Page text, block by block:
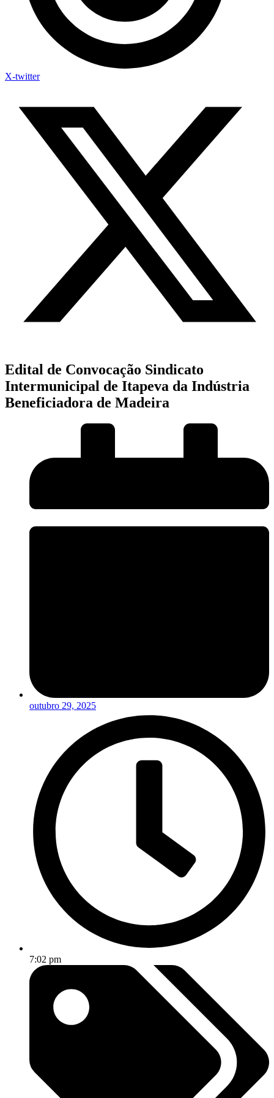
X-twitter
Edital de Convocação Sindicato
Intermunicipal de Itapeva da Indústria
Beneficiadora de Madeira
outubro 29, 2025
7:02 pm